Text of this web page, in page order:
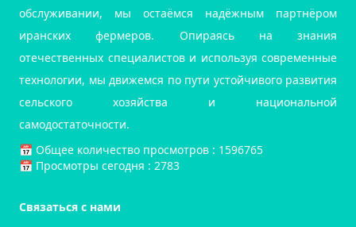
обслуживании, мы остаёмся надёжным партнёром
иранских фермеров. Опираясь на знания
отечественных специалистов и используя современные
технологии, мы движемся по пути устойчивого развития
сельского хозяйства и национальной
самодостаточности.
📅️ Общее количество просмотров : 1596765
📅 Просмотры сегодня : 2783
Связаться с нами